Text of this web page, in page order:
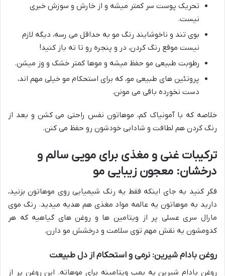
تحریک پوست سر کمتر میشه و از خارش و سوزش خبری
نیست.
بوی تند و ناخوشایند رنگ مو به حداقل می رسه، دیگه لازم
نیست موقع رنگ کردن، در و پنجره رو تا ته باز کنید!
رطوبت طبیعی مو حفظ میشه و موها کمتر خشک و وز میشن.
پروتئین های طبیعی مو، که برای استحکام مو خیلی مهم اند،
دست نخورده باقی می مونن.
خلاصه که با آمونیاک کم، موهاتون نفس راحتی می کشن و بعد از
رنگ کردن هم لطافت و شادابی خودشون رو حفظ می کنن.
ترکیبات غنی و مغذی برای مویی سالم و
درخشان: معجون زیبایی مو
فکر کنید به جای اینکه فقط یه رنگ شیمیایی روی موهاتون بزنید،
دارید به موهاتون یه عالمه مواد مغذی هم هدیه میدید. رنگ موی
مارال سری عسلی پر از ویتامین ها و روغن های گیاهیه که هر
کدومشون یه نقش مهم توی سلامت و درخشش مو دارن.
روغن بادام شیرین: نرمی و استحکام از دل طبیعت
روغن بادام شیرین یه بمب ویتامینه برای موهاته. این روغن پر از